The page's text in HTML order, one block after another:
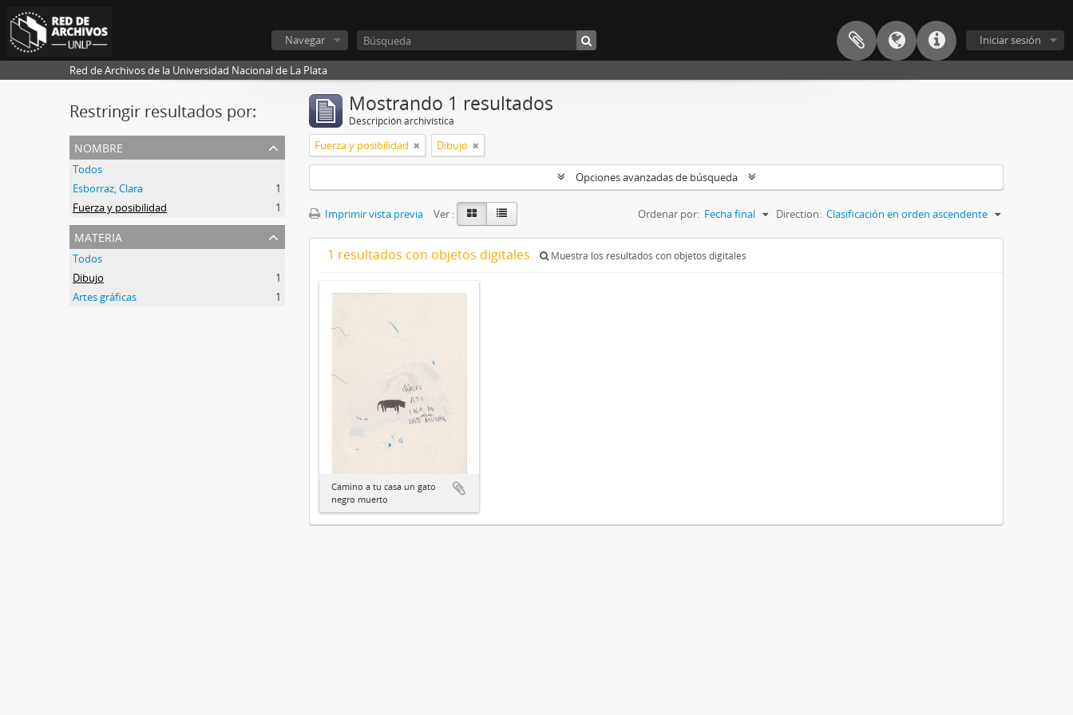
Iniciar sesión
Navegar
Red de Archivos de la Universidad Nacional de La Plata
Restringir resultados por:
nombre
Todos
Esborraz, Clara
1
Fuerza y posibilidad
1
materia
Todos
Dibujo
1
Artes gráficas
1
Mostrando 1 resultados
Descripción archivística
Fuerza y posibilidad Dibujo
Opciones avanzadas de búsqueda
Imprimir vista previa Ver : Ordenar por: Fecha final Direction: Clasificación en orden ascendente
1 resultados con objetos digitales Muestra los resultados con objetos digitales
Camino a tu casa un gato
negro muerto